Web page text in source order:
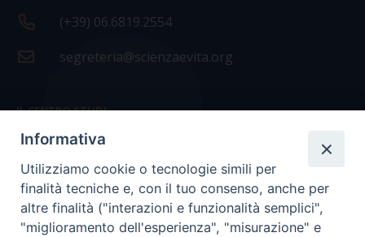
(+39) 06.6819.2554
segreteria@scienzaevita.org
IL CENTRO STUDI
La nostra storia
Statuto
Presidenza e ufficio presidenza
Informativa
Utilizziamo cookie o tecnologie simili per
finalità tecniche e, con il tuo consenso, anche per
altre finalità ("interazioni e funzionalità semplici",
"miglioramento dell'esperienza", "misurazione" e